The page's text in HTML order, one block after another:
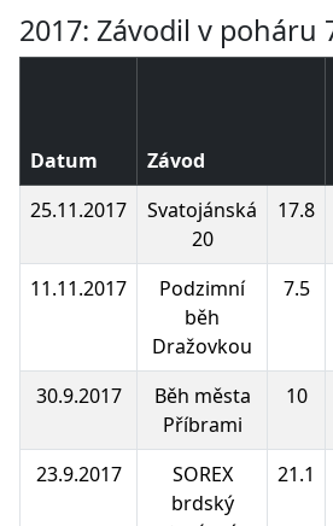
2017: Závodil v poháru
Datum Závod
25.11.2017
Svatojánská
20
17.8
11.11.2017
Podzimní
běh
Dražovkou
7.5
30.9.2017
Běh města
Příbrami
10
23.9.2017
SOREX
brdský
21.1